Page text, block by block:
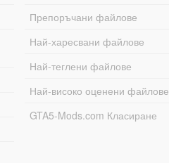
Препоръчани файлове
Най-харесвани файлове
Най-теглени файлове
Най-високо оценени файлове
GTA5-Mods.com Класиране